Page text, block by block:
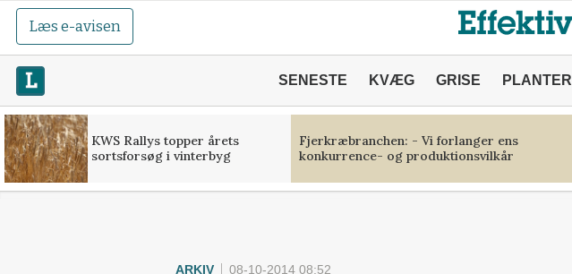
Læs e-avisen
SENESTE KVÆG GRISE PLANTER
KWS Rallys topper årets
sortsforsøg i vinterbyg
Fjerkræbranchen: - Vi forlanger ens
konkurrence- og produktionsvilkår
ARKIV 08-10-2014 08:52